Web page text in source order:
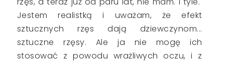
Jestem realistką i uważam, że efekt
sztucznych rzęs dają dziewczynom...
sztuczne rzęsy. Ale ja nie mogę ich
stosować z powodu wrażliwych oczu, i z